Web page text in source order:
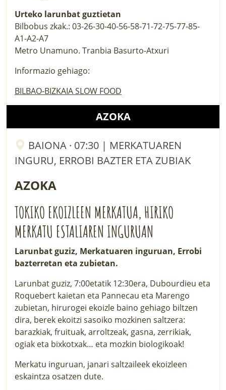
Urteko larunbat guztietan
Bilbobus zkak.: 03-26-30-40-56-58-71-72-75-77-85-
A1-A2-A7
Metro Unamuno. Tranbia Basurto-Atxuri
Informazio gehiago:
BILBAO-BIZKAIA SLOW FOOD
AZOKA
BAIONA · 07:30 | MERKATUAREN
INGURU, ERROBI BAZTER ETA ZUBIAK
AZOKA
TOKIKO EKOIZLEEN MERKATUA, HIRIKO
MERKATU ESTALIAREN INGURUAN
Larunbat guziz, Merkatuaren inguruan, Errobi
bazterretan eta zubietan.
Larunbat guziz, 7:00etatik 12:30era, Dubourdieu eta
Roquebert kaietan eta Pannecau eta Marengo
zubietan, hirurogei ekoizle baino gehiago biltzen
dira, berek ekoitzi sasoiko mozkinen saltzera:
barazkiak, fruituak, arroltzeak, gasna, zerrikiak,
ogiak eta bixkotxak… eta mozkin biologikoak!
Merkatu inguruan, janari saltzaileek ekoizleen
eskaintza osatzen dute.